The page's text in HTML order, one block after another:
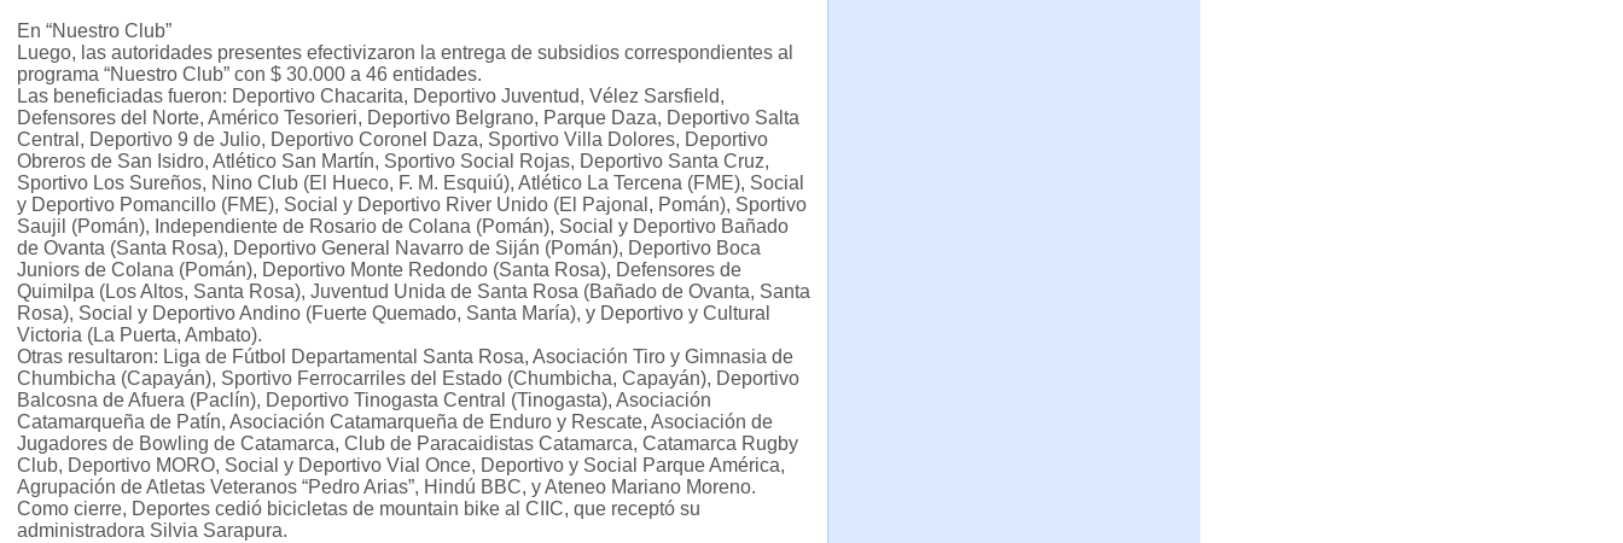
En “Nuestro Club”
Luego, las autoridades presentes efectivizaron la entrega de subsidios correspondientes al
programa “Nuestro Club” con $ 30.000 a 46 entidades.
Las beneficiadas fueron: Deportivo Chacarita, Deportivo Juventud, Vélez Sarsfield,
Defensores del Norte, Américo Tesorieri, Deportivo Belgrano, Parque Daza, Deportivo Salta
Central, Deportivo 9 de Julio, Deportivo Coronel Daza, Sportivo Villa Dolores, Deportivo
Obreros de San Isidro, Atlético San Martín, Sportivo Social Rojas, Deportivo Santa Cruz,
Sportivo Los Sureños, Nino Club (El Hueco, F. M. Esquiú), Atlético La Tercena (FME), Social
y Deportivo Pomancillo (FME), Social y Deportivo River Unido (El Pajonal, Pomán), Sportivo
Saujil (Pomán), Independiente de Rosario de Colana (Pomán), Social y Deportivo Bañado
de Ovanta (Santa Rosa), Deportivo General Navarro de Siján (Pomán), Deportivo Boca
Juniors de Colana (Pomán), Deportivo Monte Redondo (Santa Rosa), Defensores de
Quimilpa (Los Altos, Santa Rosa), Juventud Unida de Santa Rosa (Bañado de Ovanta, Santa
Rosa), Social y Deportivo Andino (Fuerte Quemado, Santa María), y Deportivo y Cultural
Victoria (La Puerta, Ambato).
Otras resultaron: Liga de Fútbol Departamental Santa Rosa, Asociación Tiro y Gimnasia de
Chumbicha (Capayán), Sportivo Ferrocarriles del Estado (Chumbicha, Capayán), Deportivo
Balcosna de Afuera (Paclín), Deportivo Tinogasta Central (Tinogasta), Asociación
Catamarqueña de Patín, Asociación Catamarqueña de Enduro y Rescate, Asociación de
Jugadores de Bowling de Catamarca, Club de Paracaidistas Catamarca, Catamarca Rugby
Club, Deportivo MORO, Social y Deportivo Vial Once, Deportivo y Social Parque América,
Agrupación de Atletas Veteranos “Pedro Arias”, Hindú BBC, y Ateneo Mariano Moreno.
Como cierre, Deportes cedió bicicletas de mountain bike al CIIC, que receptó su
administradora Silvia Sarapura.